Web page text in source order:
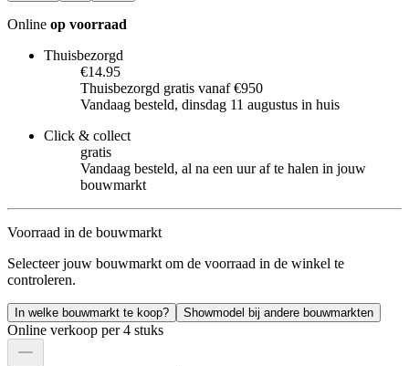
Online op voorraad
Thuisbezorgd
€14.95
Thuisbezorgd gratis vanaf €950
Vandaag besteld, dinsdag 11 augustus in huis
Click & collect
gratis
Vandaag besteld, al na een uur af te halen in jouw
bouwmarkt
Voorraad in de bouwmarkt
Selecteer jouw bouwmarkt om de voorraad in de winkel te
controleren.
In welke bouwmarkt te koop? Showmodel bij andere bouwmarkten
Online verkoop per 4 stuks